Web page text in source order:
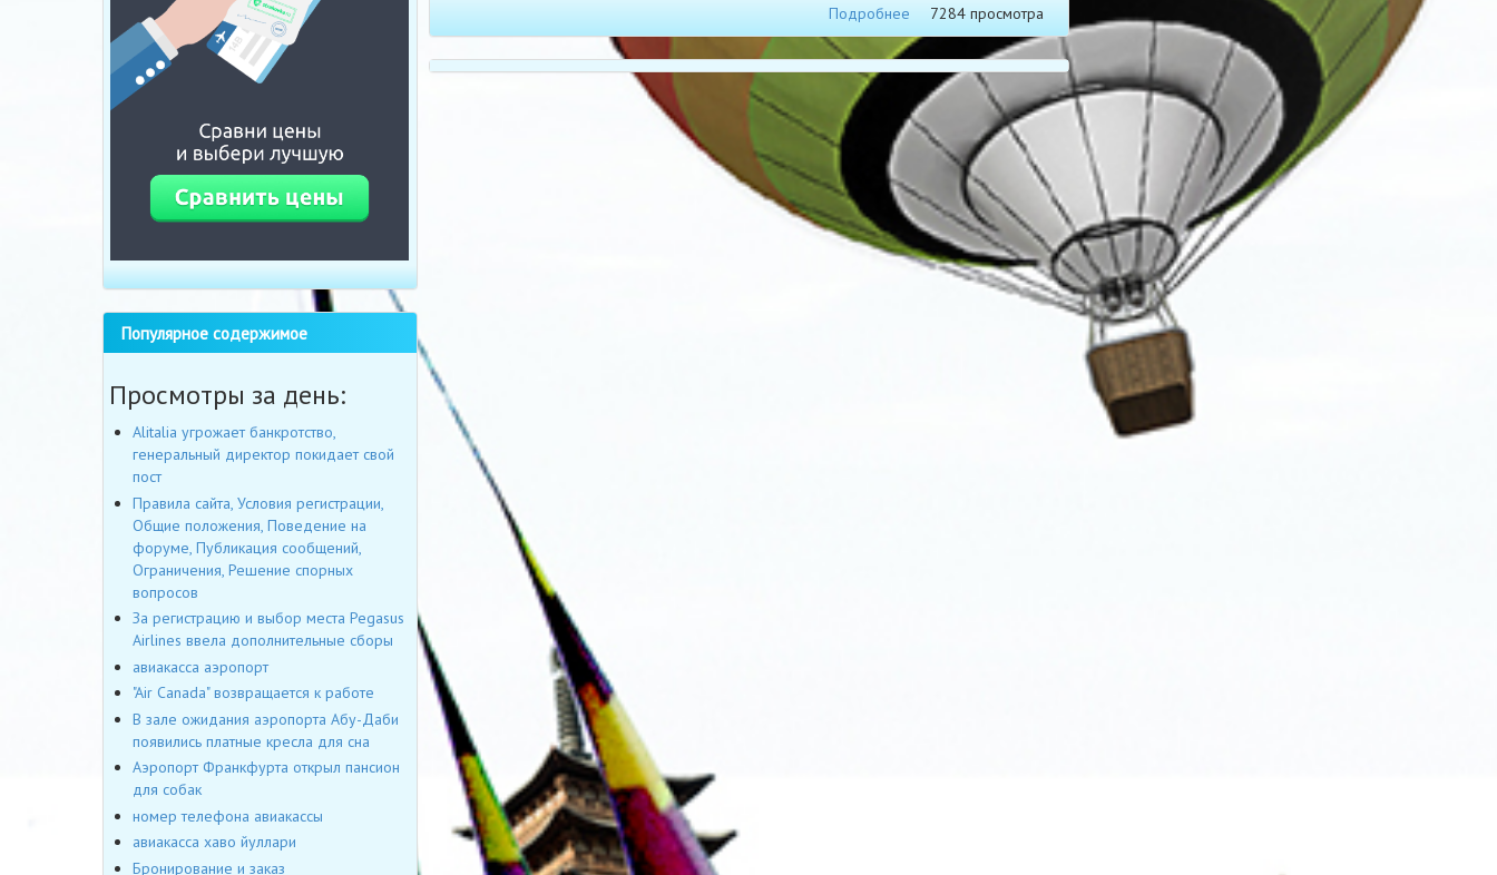
Подробнее
7284 просмотра
Популярное содержимое
Просмотры за день:
Alitalia угрожает банкротство,
генеральный директор покидает свой
пост
Правила сайта, Условия регистрации,
Общие положения, Поведение на
форуме, Публикация сообщений,
Ограничения, Решение спорных
вопросов
За регистрацию и выбор места Pegasus
Airlines ввела дополнительные сборы
авиакасса аэропорт
"Air Canada" возвращается к работе
В зале ожидания аэропорта Абу-Даби
появились платные кресла для сна
Аэропорт Франкфурта открыл пансион
для собак
номер телефона авиакассы
авиакасса хаво йуллари
Бронирование и заказ